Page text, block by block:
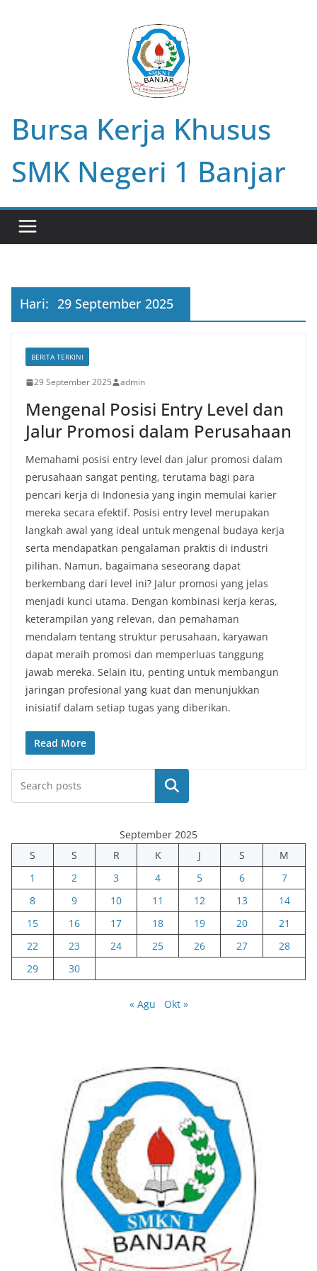
Bursa Kerja Khusus
SMK Negeri 1 Banjar
Hari: 29 September 2025
BERITA TERKINI
29 September 2025 admin
Mengenal Posisi Entry Level dan
Jalur Promosi dalam Perusahaan
Memahami posisi entry level dan jalur promosi dalam
perusahaan sangat penting, terutama bagi para
pencari kerja di Indonesia yang ingin memulai karier
mereka secara efektif. Posisi entry level merupakan
langkah awal yang ideal untuk mengenal budaya kerja
serta mendapatkan pengalaman praktis di industri
pilihan. Namun, bagaimana seseorang dapat
berkembang dari level ini? Jalur promosi yang jelas
menjadi kunci utama. Dengan kombinasi kerja keras,
keterampilan yang relevan, dan pemahaman
mendalam tentang struktur perusahaan, karyawan
dapat meraih promosi dan memperluas tanggung
jawab mereka. Selain itu, penting untuk membangun
jaringan profesional yang kuat dan menunjukkan
inisiatif dalam setiap tugas yang diberikan.
Read More
Cari
September 2025
S
S R K J S
M
1
2 3 4 5 6
7
8
9 10 11 12 13
14
15
16 17 18 19 20
21
22
23 24 25 26 27
28
29
30
« Agu Okt »